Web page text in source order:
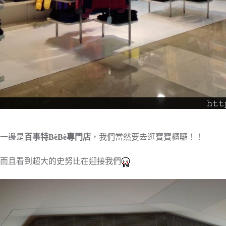
一邊是百事特BèBè專門店 ，我們當然要去逛寶寶櫃囉！！
而且看到超大的史努比在迎接我們